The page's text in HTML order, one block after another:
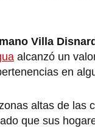
Villa
alcanzó un
en
altas de las
que sus